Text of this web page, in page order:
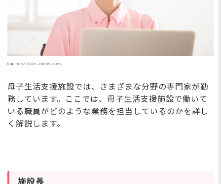
kapinon/stock.adobe.com
母子生活支援施設では、さまざまな分野の専門家が勤
務しています。ここでは、母子生活支援施設で働いて
いる職員がどのような業務を担当しているのかを詳し
く解説します。
施設長